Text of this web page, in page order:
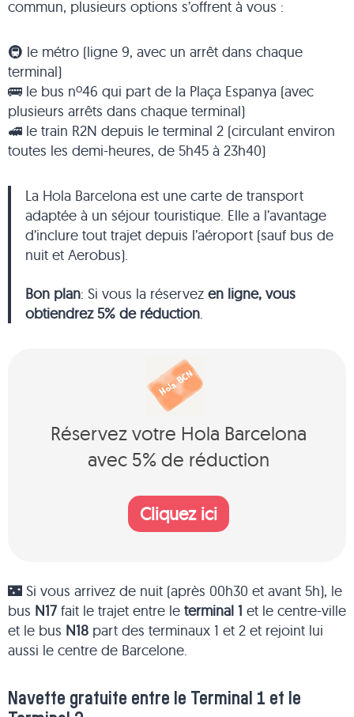
commun, plusieurs options s’offrent à vous :
🚇 le métro (ligne 9, avec un arrêt dans chaque
terminal)
🚌 le bus nº46 qui part de la Plaça Espanya (avec
plusieurs arrêts dans chaque terminal)
🚅 le train R2N depuis le terminal 2 (circulant environ
toutes les demi-heures, de 5h45 à 23h40)
La Hola Barcelona est une carte de transport
adaptée à un séjour touristique. Elle a l’avantage
d’inclure tout trajet depuis l’aéroport (sauf bus de
nuit et Aerobus).
Bon plan: Si vous la réservez en ligne, vous
obtiendrez 5% de réduction.
Réservez votre Hola Barcelona
avec 5% de réduction
Cliquez ici
🌃 Si vous arrivez de nuit (après 00h30 et avant 5h), le
bus N17fait le trajet entre leterminal 1 et le centre-ville
et le bus N18part des terminaux 1 et 2 et rejoint lui
aussi le centre de Barcelone.
Navette gratuite entre le Terminal 1 et le